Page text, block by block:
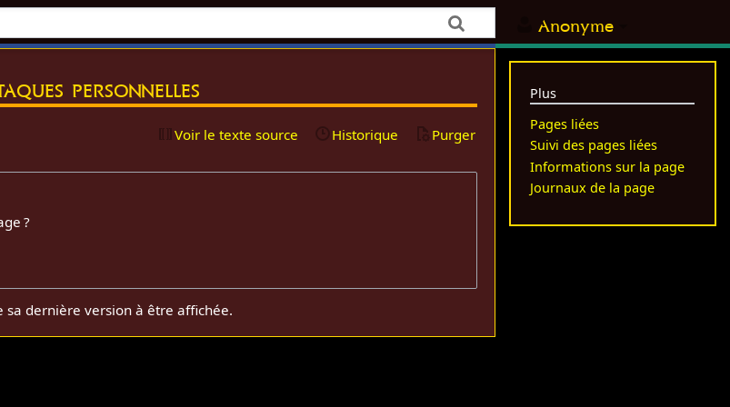
Anonyme
personnelles
Voir le texte source Historique Purger
?
sa dernière version à être affichée.
Plus
Pages liées
Suivi des pages liées
Informations sur la page
Journaux de la page